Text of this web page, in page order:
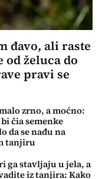
đavo, ali raste
od želuca do
pravi se
zrno, a moćno:
čia semenke
da se nađu na
tanjiru
ga stavljaju u jela, a
iz tanjira: Kako